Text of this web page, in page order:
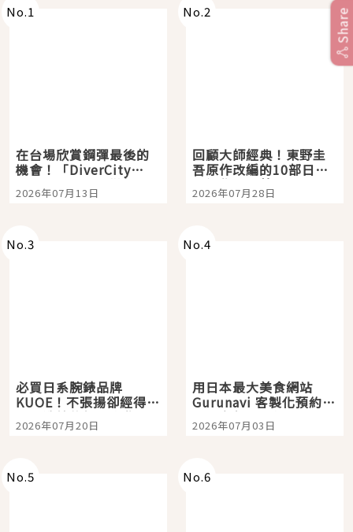
No.1
在台場欣賞鋼彈最後的
機會！「DiverCity
Tokyo Plaza」搭船、
購物、美食及夜景，一
2026年07月13日
No.2
回顧大師經典！東野圭
吾原作改編的10部日本
影視作品推薦
2026年07月28日
No.3
必買日系腕錶品牌
KUOE！不張揚卻經得起
時間洗鍊的經典之作五
選
2026年07月20日
No.4
用日本最大美食網站
Gurunavi 客製化預約九
大都市餐廳，打造專屬
美食體驗！
2026年07月03日
No.5 No.6
Share